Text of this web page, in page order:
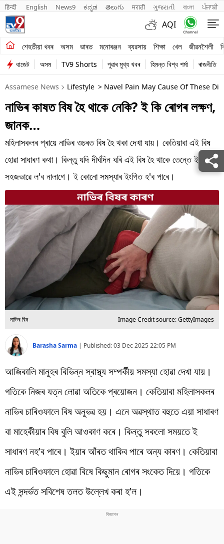
हिन्दी English News9 ಕನ್ನಡ తెలుగు मराठी ગુજરાતી বাংলা ਪੰਜਾਬੀ
AQI
শেহতীয়া খবৰ অসম ভাৰত মনোৰঞ্জন ব্যৱসায় শিক্ষা খেল জীৱনশৈলী
শেহতীয়া খবৰ
অসম
ভাৰত
মনোৰঞ্জন
ব্যৱসায়
শিক্ষা
খেল
জীৱনশৈলী
বিশ্ব
প্ৰযুক্তি
Videos
বাজেট অসম TV9 Shorts পুৱাৰ মুখ্য খবৰ হিমন্ত বিশ্ব শৰ্মা ৰাজনীতি
Assamese News Lifestyle > Navel Pain May Cause Of These
নাভিৰ কাষত বিষ হৈ থাকে নেকি? ই কি ৰোগৰ লক্ষণ,
জানক…
মহিলাসকলৰ প্ৰায়ে নাভিৰ ওচৰত বিষ হৈ থকা দেখা যায়। কেতিয়াবা এই বিষ
হোৱা সাধাৰণ কথা। কিন্তু যদি দীৰ্ঘদিন ধৰি এই বিষ হৈ থাকে তেন্তে ইয়াক
সহজভাৱে ল'ব নালাগে। ই কোনো সমস্যাৰ ইংগিত হ'ব পাৰে।
নাভিৰ বিষ Image Credit source: GettyImages
Barasha Sarma | Published:03 Dec 2025 22:05 PM
আজিকালি মানুহৰ বিভিন্ন স্বাস্থ্য সম্পৰ্কীয় সমস্যা হোৱা দেখা যায়।
গতিকে নিজৰ যত্ন লোৱা অতিকে প্ৰয়োজন। কেতিয়াবা মহিলাসকলৰ
নাভিৰ চাৰিওফালে বিষ অনুভৱ হয়। এনে অৱস্থাত বহুতে এয়া সাধাৰণ
বা মাহেকীয়াৰ বিষ বুলি আওকাণ কৰে। কিন্তু সকলো সময়তে ই
সাধাৰণ নহ’ব পাৰে। ইয়াৰ আঁৰত থাকিব পাৰে অন্য কাৰণ। কেতিয়াবা
নাভিৰ চাৰিওফালে হোৱা বিষে কিছুমান ৰোগৰ সংকেত দিয়ে। গতিকে
এই সন্দৰ্ভত সবিশেষ তলত উল্লেখ কৰা হ’ল।